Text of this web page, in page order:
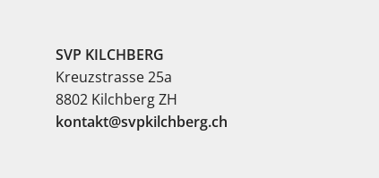
SVP KILCHBERG
Kreuzstrasse 25a
8802 Kilchberg ZH
kontakt@svpkilchberg.ch